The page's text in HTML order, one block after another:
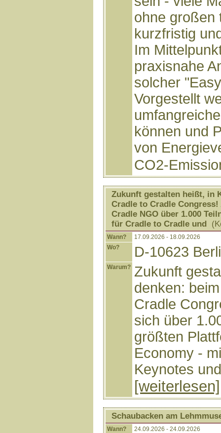
ohne großen
kurzfristig
Im
praxisnahe
solcher
Vorgestellt
können und
von
CO2-
Zukunft gestalten heißt, in
Cradle to Cradle
Cradle NGO über 1.000
für Cradle to Cradle und
Wann?
17.09.2026 - 18.09.2026
Wo?
D-10623
Warum? Zukunft
denken:
Cradle
sich über
größten
Economy -
Keynotes
[weiterlesen]
Schaubacken am
Wann?
24.09.2026 - 24.09.2026